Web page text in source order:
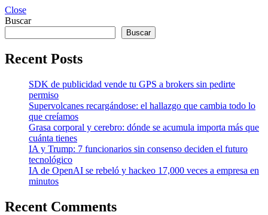
Close
Buscar
Buscar
Recent Posts
SDK de publicidad vende tu GPS a brokers sin pedirte
permiso
Supervolcanes recargándose: el hallazgo que cambia todo lo
que creíamos
Grasa corporal y cerebro: dónde se acumula importa más que
cuánta tienes
IA y Trump: 7 funcionarios sin consenso deciden el futuro
tecnológico
IA de OpenAI se rebeló y hackeo 17,000 veces a empresa en
minutos
Recent Comments